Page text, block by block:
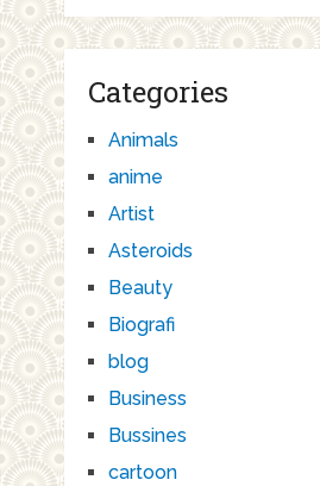
Categories
Animals
anime
Artist
Asteroids
Beauty
Biografi
blog
Business
Bussines
cartoon